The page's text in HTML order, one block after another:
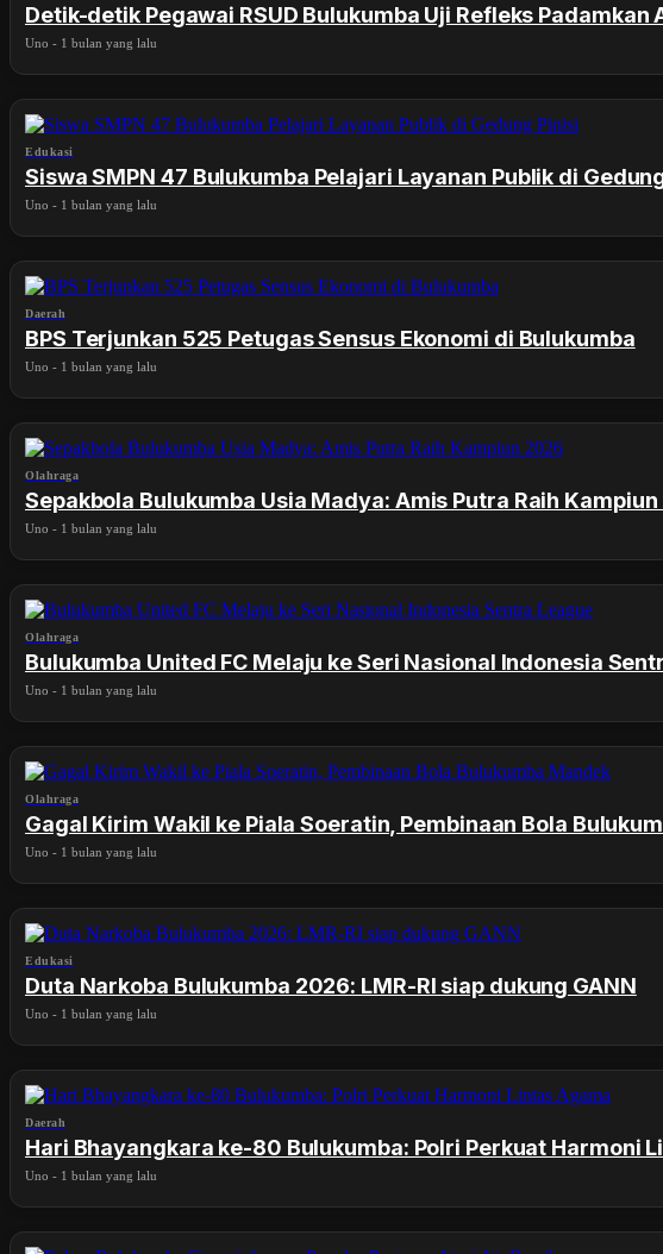
Detik-detik Pegawai RSUD Bulukumba Uji Refleks Padamkan
Uno - 1 bulan yang lalu
Edukasi
Siswa SMPN 47 Bulukumba Pelajari Layanan Publik di
Uno - 1 bulan yang lalu
Daerah
BPS Terjunkan 525 Petugas Sensus Ekonomi di Bulukumba
Uno - 1 bulan yang lalu
Olahraga
Sepakbola Bulukumba Usia Madya: Amis Putra Raih
Uno - 1 bulan yang lalu
Olahraga
Bulukumba United FC Melaju ke Seri Nasional Indonesia
Uno - 1 bulan yang lalu
Olahraga
Gagal Kirim Wakil ke Piala Soeratin, Pembinaan Bola
Uno - 1 bulan yang lalu
Edukasi
Duta Narkoba Bulukumba 2026: LMR-RI siap dukung GANN
Uno - 1 bulan yang lalu
Daerah
Hari Bhayangkara ke-80 Bulukumba: Polri Perkuat Harmoni
Uno - 1 bulan yang lalu